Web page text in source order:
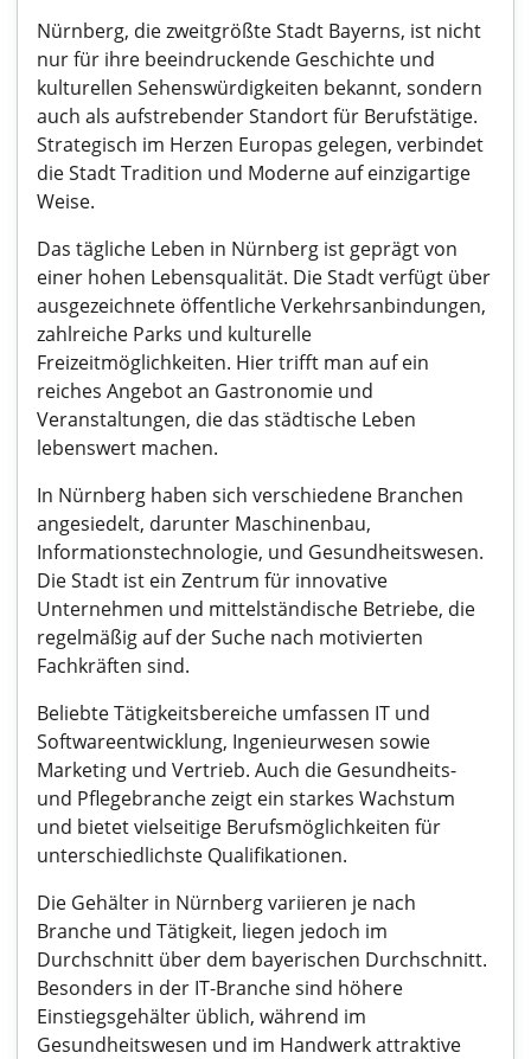
Nürnberg, die zweitgrößte Stadt Bayerns, ist nicht
nur für ihre beeindruckende Geschichte und
kulturellen Sehenswürdigkeiten bekannt, sondern
auch als aufstrebender Standort für Berufstätige.
Strategisch im Herzen Europas gelegen, verbindet
die Stadt Tradition und Moderne auf einzigartige
Weise.
Das tägliche Leben in Nürnberg ist geprägt von
einer hohen Lebensqualität. Die Stadt verfügt über
ausgezeichnete öffentliche Verkehrsanbindungen,
zahlreiche Parks und kulturelle
Freizeitmöglichkeiten. Hier trifft man auf ein
reiches Angebot an Gastronomie und
Veranstaltungen, die das städtische Leben
lebenswert machen.
In Nürnberg haben sich verschiedene Branchen
angesiedelt, darunter Maschinenbau,
Informationstechnologie, und Gesundheitswesen.
Die Stadt ist ein Zentrum für innovative
Unternehmen und mittelständische Betriebe, die
regelmäßig auf der Suche nach motivierten
Fachkräften sind.
Beliebte Tätigkeitsbereiche umfassen IT und
Softwareentwicklung, Ingenieurwesen sowie
Marketing und Vertrieb. Auch die Gesundheits-
und Pflegebranche zeigt ein starkes Wachstum
und bietet vielseitige Berufsmöglichkeiten für
unterschiedlichste Qualifikationen.
Die Gehälter in Nürnberg variieren je nach
Branche und Tätigkeit, liegen jedoch im
Durchschnitt über dem bayerischen Durchschnitt.
Besonders in der IT-Branche sind höhere
Einstiegsgehälter üblich, während im
Gesundheitswesen und im Handwerk attraktive